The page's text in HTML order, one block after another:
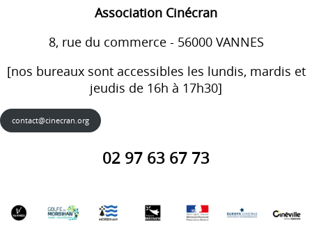
Association Cinécran
8, rue du commerce - 56000 VANNES
[nos bureaux sont accessibles les lundis, mardis et
jeudis de 16h à 17h30]
contact@cinecran.org
02 97 63 67 73